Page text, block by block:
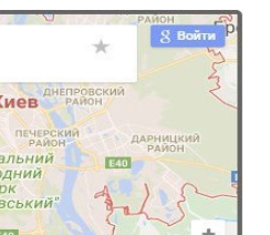
туніка з довгим рукавом